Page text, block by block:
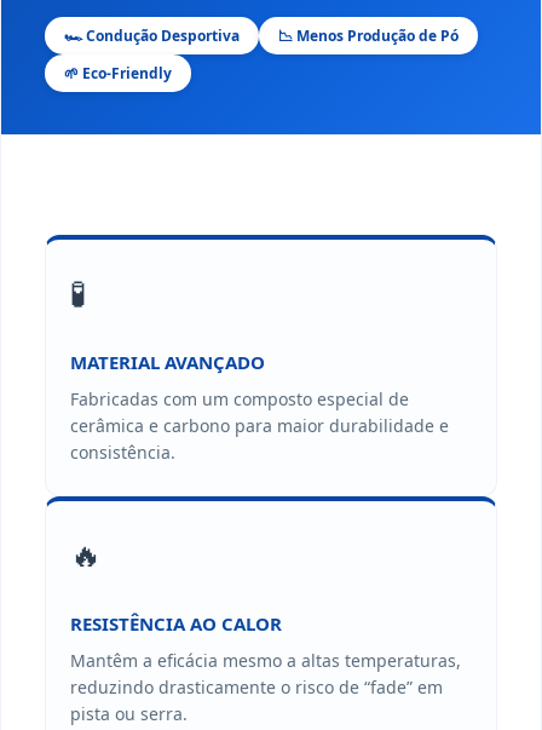
🏎️ Condução Desportiva
📉 Menos Produção de Pó
🌱 Eco-Friendly
🧪
MATERIAL AVANÇADO
Fabricadas com um composto especial de
cerâmica e carbono para maior durabilidade e
consistência.
🔥
RESISTÊNCIA AO CALOR
Mantêm a eficácia mesmo a altas temperaturas,
reduzindo drasticamente o risco de “fade” em
pista ou serra.